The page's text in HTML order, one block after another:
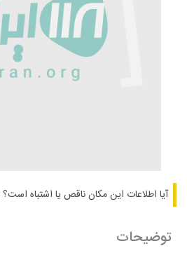
آیا اطلاعات این مکان ناقص یا اشتباه است؟
توضیحات